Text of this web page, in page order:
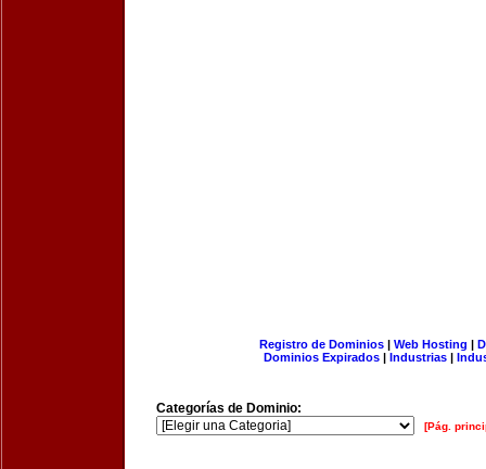
Registro de Dominios| Web Hosting |
Dominios Expirados | Industrias |
Categorías de Dominio:
[Pág.